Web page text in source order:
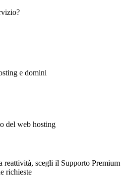
e domini
del web hosting
reattività, scegli il Supporto Premium
richieste